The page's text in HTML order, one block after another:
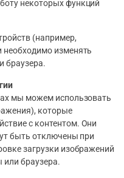
некоторых функций
(например,
изменять
браузера.
мы можем использовать
которые
с контентом. Они
быть отключены при
загрузки изображений
или браузера.